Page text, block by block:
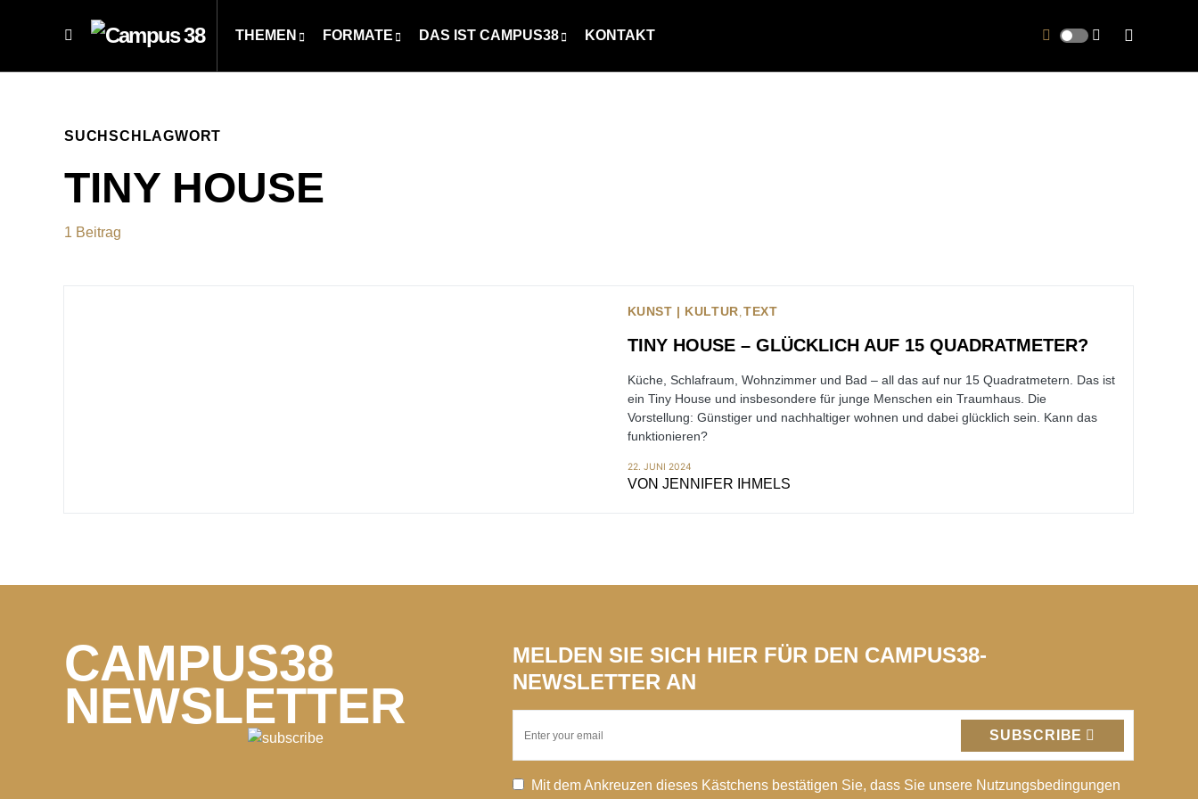
THEMEN FORMATE DAS IST CAMPUS38 KONTAKT
SUCHSCHLAGWORT
TINY HOUSE
1 Beitrag
KUNST | KULTUR TEXT
TINY HOUSE – GLÜCKLICH AUF 15 QUADRATMETER?
Küche, Schlafraum, Wohnzimmer und Bad – all das auf nur 15 Quadratmetern. Das ist
ein Tiny House und insbesondere für junge Menschen ein Traumhaus. Die
Vorstellung: Günstiger und nachhaltiger wohnen und dabei glücklich sein. Kann das
funktionieren?
22. JUNI 2024
VON JENNIFER IHMELS
CAMPUS38
NEWSLETTER
MELDEN SIE SICH HIER FÜR DEN CAMPUS38-
NEWSLETTER AN
SUBSCRIBE
Mit dem Ankreuzen dieses Kästchens bestätigen Sie, dass Sie unsere Nutzungsbedingungen